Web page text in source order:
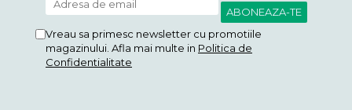
Vreau sa primesc newsletter cu promotiile
magazinului. Afla mai multe in Politica de
Confidentialitate